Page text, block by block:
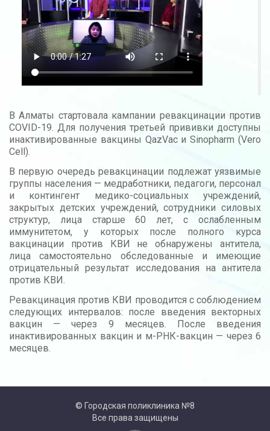
В Алматы стартовала кампании ревакцинации против
COVID-19. Для получения третьей прививки доступны
инактивированные вакцины QazVac и Sinopharm (Vero
Cell).
В первую очередь ревакцинации подлежат уязвимые
группы населения — медработники, педагоги, персонал
и контингент медико-социальных учреждений,
закрытых детских учреждений, сотрудники силовых
структур, лица старше 60 лет, с ослабленным
иммунитетом, у которых после полного курса
вакцинации против КВИ не обнаружены антитела,
лица самостоятельно обследованные и имеющие
отрицательный результат исследования на антитела
против КВИ.
Ревакцинация против КВИ проводится с соблюдением
следующих интервалов: после введения векторных
вакцин — через 9 месяцев. После введения
инактивированных вакцин и м-РНК-вакцин — через 6
месяцев.
© Городская поликлиника №8
Все права защищены